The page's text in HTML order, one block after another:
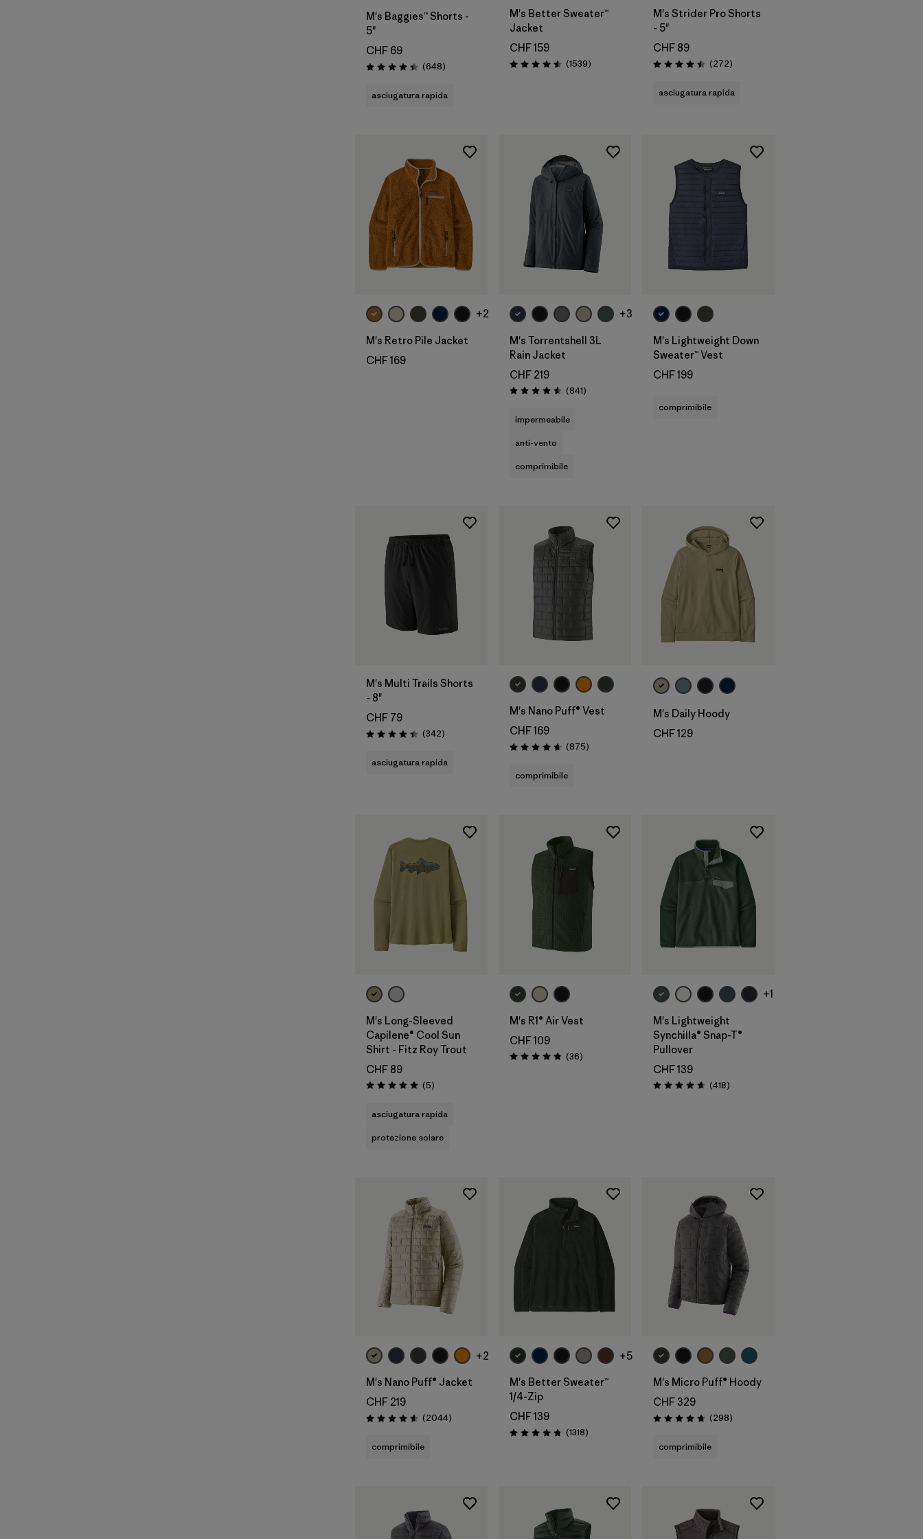
M's Baggies™ Shorts -
5"
CHF 69
Valutazione: 4.4 / 5
(648Recensioni
)
asciugatura rapida
M's Better Sweater™
Jacket
CHF 159
Valutazione: 4.6 / 5
(1539Recensioni
)
M's Strider Pro Shorts
- 5"
CHF 89
Valutazione: 4.5 / 5
(272Recensioni
)
asciugatura rapida
+2
M's Retro Pile Jacket
CHF 169
+3
M's Torrentshell 3L
Rain Jacket
CHF 219
Valutazione: 4.6 / 5
(841Recensioni
)
impermeabile
anti-vento
comprimibile
M's Lightweight Down
Sweater™ Vest
CHF 199
comprimibile
M's Multi Trails Shorts
- 8"
CHF 79
Valutazione: 4.4 / 5
(342Recensioni
)
asciugatura rapida
M's Nano Puff® Vest
CHF 169
Valutazione: 4.7 / 5
(875Recensioni
)
comprimibile
M's Daily Hoody
CHF 129
M's Long-Sleeved
Capilene® Cool Sun
Shirt - Fitz Roy Trout
CHF 89
Valutazione: 5.0 / 5
(5Recensioni
)
asciugatura rapida
protezione solare
M's R1® Air Vest
CHF 109
Valutazione: 4.9 / 5
(36Recensioni
)
+1
M's Lightweight
Synchilla® Snap-T®
Pullover
CHF 139
Valutazione: 4.7 / 5
(418Recensioni
)
+2
M's Nano Puff® Jacket
CHF 219
Valutazione: 4.6 / 5
(2044Recensioni
)
comprimibile
+5
M's Better Sweater™
1/4-Zip
CHF 139
Valutazione: 4.8 / 5
(1318Recensioni
)
M's Micro Puff® Hoody
CHF 329
Valutazione: 4.7 / 5
(298Recensioni
)
comprimibile